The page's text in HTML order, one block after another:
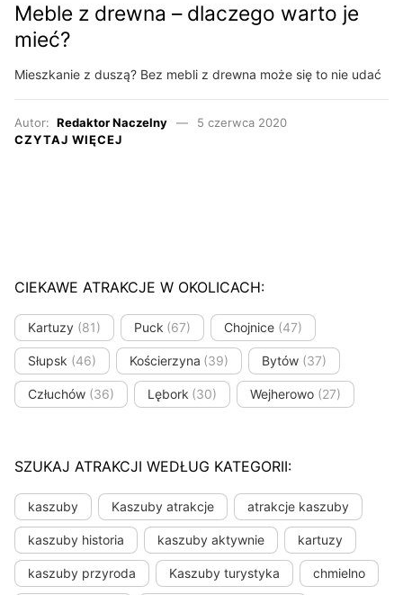
Meble z drewna – dlaczego warto je
mieć?
Mieszkanie z duszą? Bez mebli z drewna może się to nie udać
Autor: Redaktor Naczelny
5 czerwca 2020
CZYTAJ WIĘCEJ
CIEKAWE ATRAKCJE W OKOLICACH:
Kartuzy (81) Puck (67) Chojnice (47)
Słupsk (46) Kościerzyna (39) Bytów (37)
Człuchów (36) Lębork (30) Wejherowo (27)
SZUKAJ ATRAKCJI WEDŁUG KATEGORII:
kaszuby Kaszuby atrakcje atrakcje kaszuby
kaszuby historia kaszuby aktywnie kartuzy
kaszuby przyroda Kaszuby turystyka chmielno